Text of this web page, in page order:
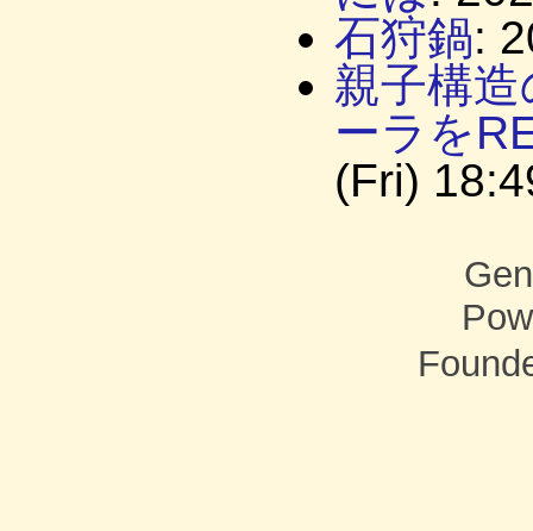
石狩鍋:
親子構
ーラを
(Fri)